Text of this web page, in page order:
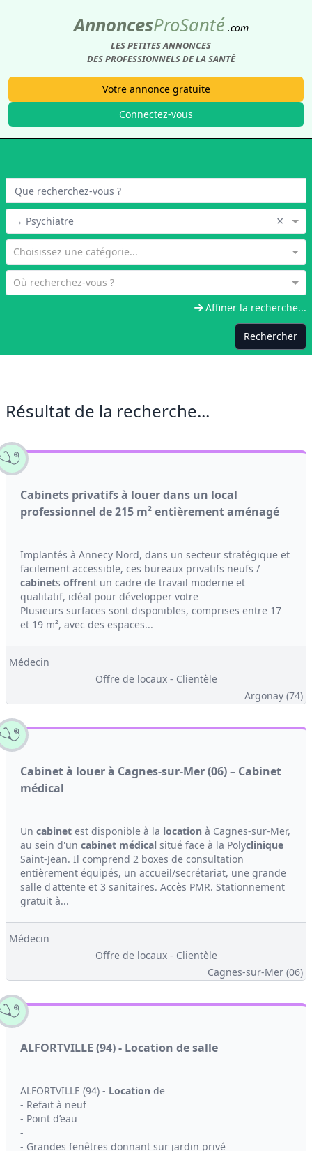
AnnoncesProSanté .com
LES PETITES ANNONCES
DES PROFESSIONNELS DE LA SANTÉ
Votre annonce gratuite
Connectez-vous
→ Psychiatre ×
Choisissez une catégorie...
Où recherchez-vous ?
Affiner la recherche...
Rechercher
Résultat de la recherche...
Cabinets privatifs à louer dans un local
professionnel de 215 m² entièrement aménagé
Implantés à Annecy Nord, dans un secteur stratégique et
facilement accessible, ces bureaux privatifs neufs /
cabinets offrent un cadre de travail moderne et
qualitatif, idéal pour développer votre
Plusieurs surfaces sont disponibles, comprises entre 17
et 19 m², avec des espaces...
Médecin
Offre de locaux - Clientèle
Argonay (74)
Cabinet à louer à Cagnes-sur-Mer (06) – Cabinet
médical
Un cabinet est disponible à la location à Cagnes-sur-Mer,
au sein d'un cabinet médical situé face à la Polyclinique
Saint-Jean. Il comprend 2 boxes de consultation
entièrement équipés, un accueil/secrétariat, une grande
salle d'attente et 3 sanitaires. Accès PMR. Stationnement
gratuit à...
Médecin
Offre de locaux - Clientèle
Cagnes-sur-Mer (06)
ALFORTVILLE (94) - Location de salle
ALFORTVILLE (94) - Location de
- Refait à neuf
- Point d’eau
-
- Grandes fenêtres donnant sur jardin privé